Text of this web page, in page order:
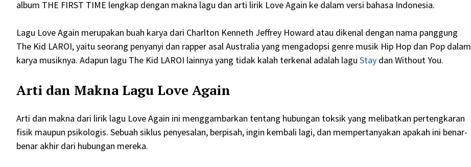
album THE FIRST TIME lengkap dengan makna lagu dan arti lirik Love Again ke dalam versi bahasa Indonesia.
Lagu Love Again merupakan buah karya dari Charlton Kenneth Jeffrey Howard atau dikenal dengan nama panggung
The Kid LAROI, yaitu seorang penyanyi dan rapper asal Australia yang mengadopsi genre musik Hip Hop dan Pop dalam
karya musiknya. Adapun lagu The Kid LAROI lainnya yang tidak kalah terkenal adalah lagu Stay dan Without You.
Arti dan Makna Lagu Love Again
Arti dan makna dari lirik lagu Love Again ini menggambarkan tentang hubungan toksik yang melibatkan pertengkaran
fisik maupun psikologis. Sebuah siklus penyesalan, berpisah, ingin kembali lagi, dan mempertanyakan apakah ini benar-
benar akhir dari hubungan mereka.